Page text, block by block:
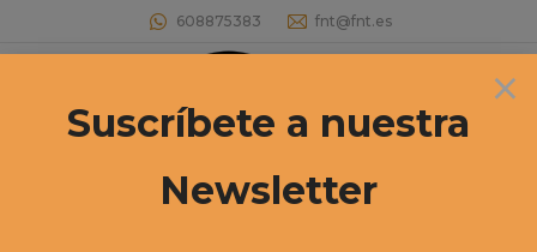
608875383 fnt@fnt.es
Buscar:
Archivos diarios: 12 enero, 2015
×
Suscríbete a nuestra
Newsletter